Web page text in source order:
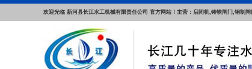
欢迎光临 新河县长江水工机械有限责任公司 官方网站！主营：启闭机,铸铁闸门,钢制